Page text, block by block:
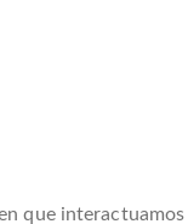
que interactuamos